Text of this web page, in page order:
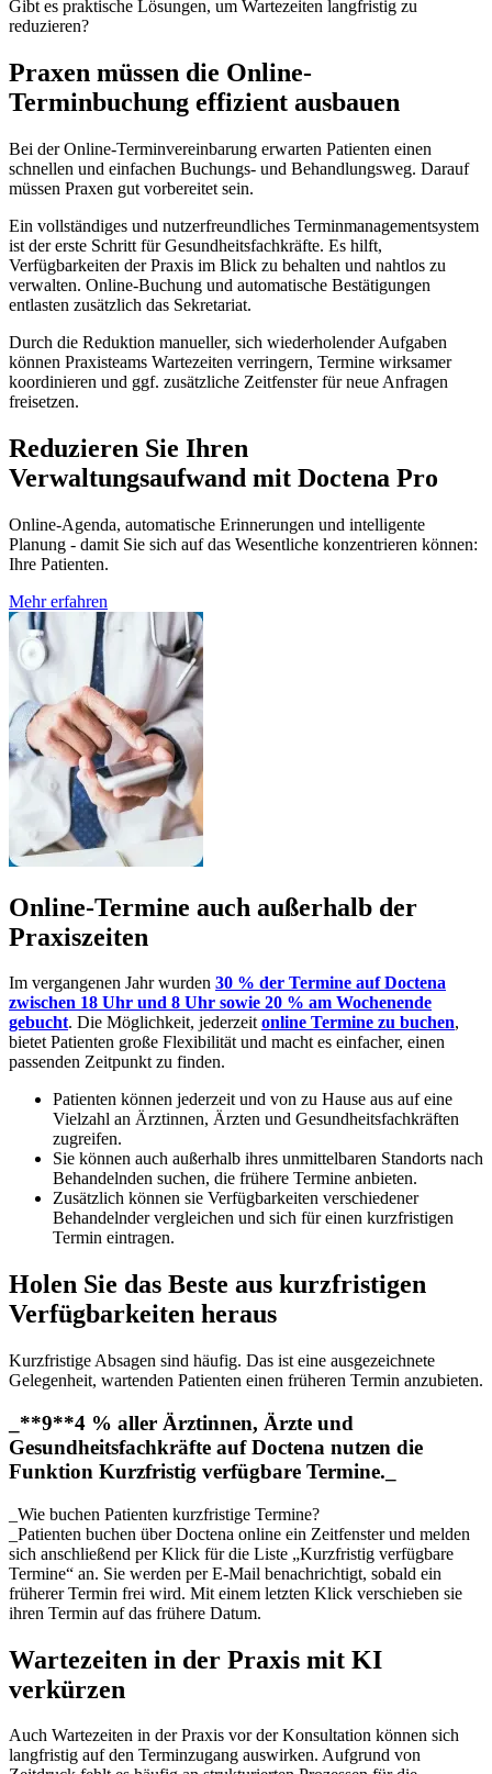
Gibt es praktische Lösungen, um Wartezeiten langfristig zu
reduzieren?
Praxen müssen die Online-
Terminbuchung effizient ausbauen
Bei der Online-Terminvereinbarung erwarten Patienten einen
schnellen und einfachen Buchungs- und Behandlungsweg. Darauf
müssen Praxen gut vorbereitet sein.
Ein vollständiges und nutzerfreundliches Terminmanagementsystem
ist der erste Schritt für Gesundheitsfachkräfte. Es hilft,
Verfügbarkeiten der Praxis im Blick zu behalten und nahtlos zu
verwalten. Online-Buchung und automatische Bestätigungen
entlasten zusätzlich das Sekretariat.
Durch die Reduktion manueller, sich wiederholender Aufgaben
können Praxisteams Wartezeiten verringern, Termine wirksamer
koordinieren und ggf. zusätzliche Zeitfenster für neue Anfragen
freisetzen.
Reduzieren Sie Ihren
Verwaltungsaufwand mit Doctena Pro
Online-Agenda, automatische Erinnerungen und intelligente
Planung - damit Sie sich auf das Wesentliche konzentrieren können:
Ihre Patienten.
Mehr erfahren
Online-Termine auch außerhalb der
Praxiszeiten
Im vergangenen Jahr wurden 30 % der Termine auf Doctena
zwischen 18 Uhr und 8 Uhr sowie 20 % am Wochenende
gebucht. Die Möglichkeit, jederzeitonline Termine zu buchen,
bietet Patienten große Flexibilität und macht es einfacher, einen
passenden Zeitpunkt zu finden.
Patienten können jederzeit und von zu Hause aus auf eine
Vielzahl an Ärztinnen, Ärzten und Gesundheitsfachkräften
zugreifen.
Sie können auch außerhalb ihres unmittelbaren Standorts nach
Behandelnden suchen, die frühere Termine anbieten.
Zusätzlich können sie Verfügbarkeiten verschiedener
Behandelnder vergleichen und sich für einen kurzfristigen
Termin eintragen.
Holen Sie das Beste aus kurzfristigen
Verfügbarkeiten heraus
Kurzfristige Absagen sind häufig. Das ist eine ausgezeichnete
Gelegenheit, wartenden Patienten einen früheren Termin anzubieten.
_**9**4 % aller Ärztinnen, Ärzte und
Gesundheitsfachkräfte auf Doctena nutzen die
Funktion Kurzfristig verfügbare Termine._
_Wie buchen Patienten kurzfristige Termine?
_Patienten buchen über Doctena online ein Zeitfenster und melden
sich anschließend per Klick für die Liste „Kurzfristig verfügbare
Termine“ an. Sie werden per E-Mail benachrichtigt, sobald ein
früherer Termin frei wird. Mit einem letzten Klick verschieben sie
ihren Termin auf das frühere Datum.
Wartezeiten in der Praxis mit KI
verkürzen
Auch Wartezeiten in der Praxis vor der Konsultation können sich
langfristig auf den Terminzugang auswirken. Aufgrund von